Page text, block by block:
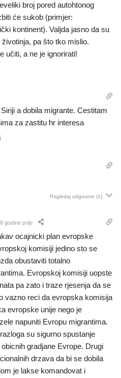
broj pored autohtonog
će sukob (primjer:
kontinent). Valjda jasno da su
pa što tko mislio.
učiti, a ne je ignorirati!
a dobila migrante. Cestitam
za zastitu hr interesa
Pogledaj odgovore (1)
8 godine prije
ocajnicki plan evropske
komisiji jedino sto se
obustaviti totalno
Evropskoj komisiji uopste
pa zato i traze rjesenja da se
vazno reci da evropska komisija
evropske unije nego je
napuniti Evropu migrantima.
su sigurno spustanje
gradjane Evrope. Drugi
drzava da bi se dobila
je lakse komandovat i